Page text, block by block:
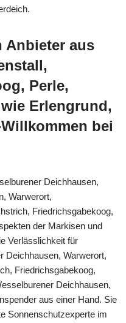
Anbieter aus
Perle,
Erlengrund,
bei
Deichhausen,
Warwerort,
Friedrichsgabekoog,
der Markisen und
Verlässlichkeit für
Deichhausen, Warwerort,
Friedrichsgabekoog,
Deichhausen,
aus einer Hand. Sie
Sonnenschutzexperte im